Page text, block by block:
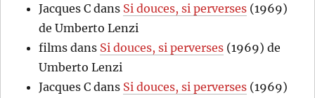
Jacques C dans Si douces, si perverses (1969)
de Umberto Lenzi
films dans Si douces, si perverses (1969) de
Umberto Lenzi
Jacques C dans Si douces, si perverses (1969)